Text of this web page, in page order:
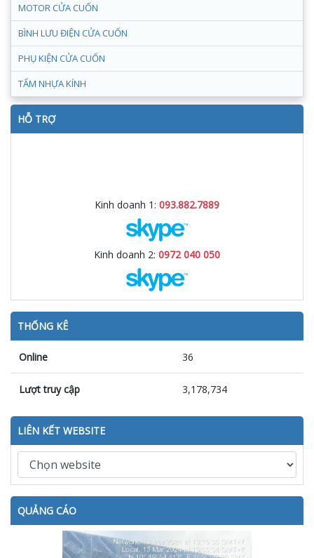
MOTOR CỬA CUỐN
BÌNH LƯU ĐIỆN CỬA CUỐN
PHỤ KIỆN CỬA CUỐN
TẤM NHỰA KÍNH
HỖ TRỢ
Kinh doanh 1: 093.882.7889
Kinh doanh 2: 0972 040 050
THỐNG KÊ
Online 36
Lượt truy cập 3,178,734
LIÊN KẾT WEBSITE
QUẢNG CÁO